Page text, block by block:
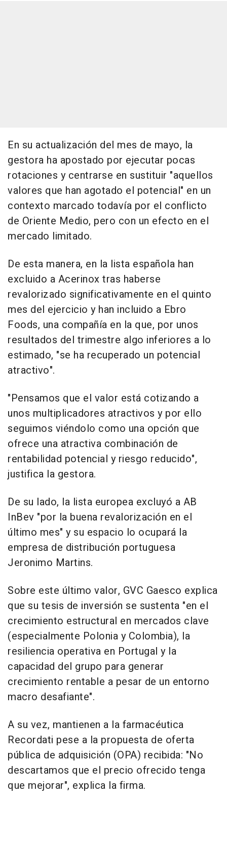
En su actualización del mes de mayo, la
gestora ha apostado por ejecutar pocas
rotaciones y centrarse en sustituir "aquellos
valores que han agotado el potencial" en un
contexto marcado todavía por el conflicto
de Oriente Medio, pero con un efecto en el
mercado limitado.
De esta manera, en la lista española han
excluido a Acerinox tras haberse
revalorizado significativamente en el quinto
mes del ejercicio y han incluido a Ebro
Foods, una compañía en la que, por unos
resultados del trimestre algo inferiores a lo
estimado, "se ha recuperado un potencial
atractivo".
"Pensamos que el valor está cotizando a
unos multiplicadores atractivos y por ello
seguimos viéndolo como una opción que
ofrece una atractiva combinación de
rentabilidad potencial y riesgo reducido",
justifica la gestora.
De su lado, la lista europea excluyó a AB
InBev "por la buena revalorización en el
último mes" y su espacio lo ocupará la
empresa de distribución portuguesa
Jeronimo Martins.
Sobre este último valor, GVC Gaesco explica
que su tesis de inversión se sustenta "en el
crecimiento estructural en mercados clave
(especialmente Polonia y Colombia), la
resiliencia operativa en Portugal y la
capacidad del grupo para generar
crecimiento rentable a pesar de un entorno
macro desafiante".
A su vez, mantienen a la farmacéutica
Recordati pese a la propuesta de oferta
pública de adquisición (OPA) recibida: "No
descartamos que el precio ofrecido tenga
que mejorar", explica la firma.